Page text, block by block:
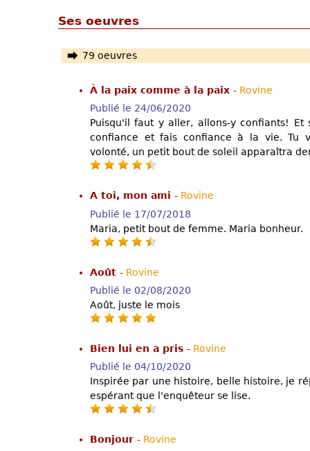
Ses oeuvres
79 oeuvres
À la paix comme à la paix - Rovine
Publié le 24/06/2020
Puisqu'il faut y aller, allons-y confiants! Et
confiance et fais confiance à la vie. Tu
volonté, un petit bout de soleil apparaîtra
A toi, mon ami - Rovine
Publié le 17/07/2018
Maria, petit bout de femme. Maria bonheur.
Août - Rovine
Publié le 02/08/2020
Août, juste le mois
Bien lui en a pris - Rovine
Publié le 04/10/2020
Inspirée par une histoire, belle histoire, je
espérant que l'enquêteur se lise.
Bonjour - Rovine